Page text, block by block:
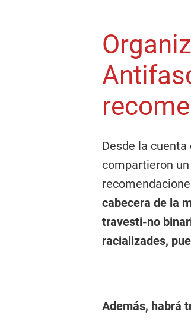
Desde la
compartieron
cabecera de la
travesti-no
racializades,
Además, habrá